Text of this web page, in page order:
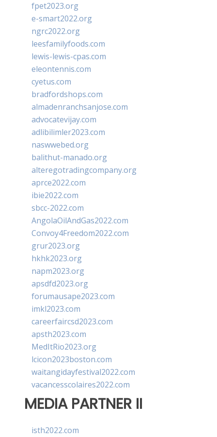
fpet2023.org
e-smart2022.org
ngrc2022.org
leesfamilyfoods.com
lewis-lewis-cpas.com
eleontennis.com
cyetus.com
bradfordshops.com
almadenranchsanjose.com
advocatevijay.com
adlibilimler2023.com
naswwebed.org
balithut-manado.org
alteregotradingcompany.org
aprce2022.com
ibie2022.com
sbcc-2022.com
AngolaOilAndGas2022.com
Convoy4Freedom2022.com
grur2023.org
hkhk2023.org
napm2023.org
apsdfd2023.org
forumausape2023.com
imkl2023.com
careerfaircsd2023.com
apsth2023.com
MedItRio2023.org
lcicon2023boston.com
waitangidayfestival2022.com
vacancesscolaires2022.com
MEDIA PARTNER II
isth2022.com